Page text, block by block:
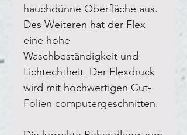
hauchdünne Oberfläche aus.
Des Weiteren hat der Flex
eine hohe
Waschbeständigkeit und
Lichtechtheit. Der Flexdruck
wird mit hochwertigen Cut-
Folien computergeschnitten.